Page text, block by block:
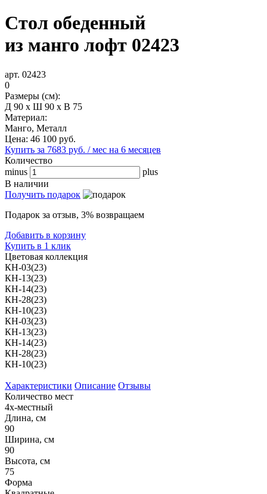
Стол обеденный
из манго лофт 02423
арт. 02423
0
Размеры (см):
Д 90 x Ш 90 x В 75
Материал:
Манго, Металл
Цена: 46 100 руб.
Купить за 7683 руб. / мес на 6 месяцев
Количество
minus
plus
В наличии
Получить подарок
Подарок за отзыв, 3% возвращаем
Добавить в корзину
Купить в 1 клик
Цветовая коллекция
КН-03(23)
КН-13(23)
КН-14(23)
КН-28(23)
КН-10(23)
КН-03(23)
КН-13(23)
КН-14(23)
КН-28(23)
КН-10(23)
Характеристики Описание Отзывы
Количество мест
4х-местный
Длина, см
90
Ширина, см
90
Высота, см
75
Форма